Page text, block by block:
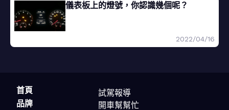
儀表板上的燈號，你認識幾個呢？
2022/04/16
首頁
品牌
試駕報導
開車幫幫忙